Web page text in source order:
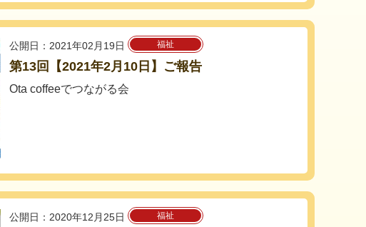
公開日：2021年02月19日 福祉
第13回【2021年2月10日】ご報告
Ota coffeeでつながる会
公開日：2020年12月25日 福祉